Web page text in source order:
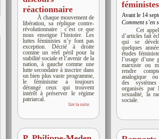
réactionnaire
À chaque mouvement de
libération, sa réplique contre-
révolutionnaire : c’est ce que
nous enseigne l’histoire. Les
luttes féministes n’y font pas
exception. Décrié à droite
comme un réel péril pour la
stabilité sociale et l’avenir de la
nation, à gauche comme une
lutte secondaire à inscrire dans
un bien plus vaste programme,
le féminisme a toujours
dérangé ceux qui trouvent
intérêt à préserver le régime
patriarcal.
lire la suite
féministes
Avant le 14
Comment s’en
Cet
d’articles fait
qui se
quelques
études
l’usage d’une
marxiste ou
rendre
analogique
des systèmes
organisés
sexualité, la
sociale.